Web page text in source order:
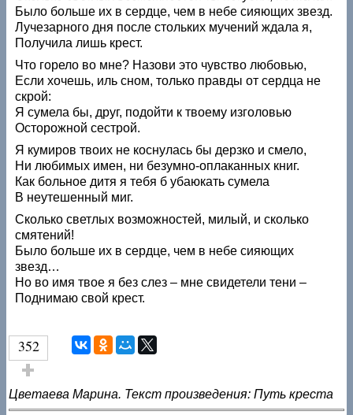
Было больше их в сердце, чем в небе сияющих звезд.
Лучезарного дня после стольких мучений ждала я,
Получила лишь крест.
Что горело во мне? Назови это чувство любовью,
Если хочешь, иль сном, только правды от сердца не
скрой:
Я сумела бы, друг, подойти к твоему изголовью
Осторожной сестрой.
Я кумиров твоих не коснулась бы дерзко и смело,
Ни любимых имен, ни безумно-оплаканных книг.
Как больное дитя я тебя б убаюкать сумела
В неутешенный миг.
Сколько светлых возможностей, милый, и сколько
смятений!
Было больше их в сердце, чем в небе сияющих
звезд…
Но во имя твое я без слез – мне свидетели тени –
Поднимаю свой крест.
352
Голос за!
Цветаева Марина. Текст произведения: Путь креста